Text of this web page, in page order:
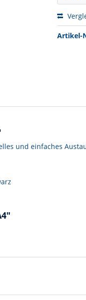
Artikel-
und einfaches